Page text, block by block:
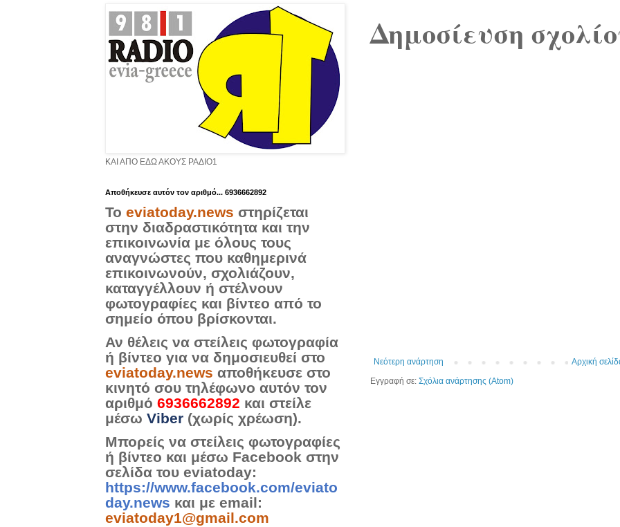
Δημοσίευση
Νεότερη ανάρτηση
Αρχική
Εγγραφή σε: Σχόλια ανάρτησης (Atom)
ΚΑΙ ΑΠΟ ΕΔΩ ΑΚΟΥΣ ΡΑΔΙΟ1
Aποθήκευσε αυτόν τον αριθμό... 6936662892
Το eviatoday.news στηρίζεται
στην διαδραστικότητα και την
επικοινωνία με όλους τους
αναγνώστες που καθημερινά
επικοινωνούν, σχολιάζουν,
καταγγέλλουν ή στέλνουν
φωτογραφίες και βίντεο από το
σημείο όπου βρίσκονται.
Αν θέλεις να στείλεις φωτογραφία
ή βίντεο για να δημοσιευθεί στο
eviatoday.news αποθήκευσε στο
κινητό σου τηλέφωνο αυτόν τον
αριθμό 6936662892 και στείλε
μέσω Viber (χωρίς χρέωση).
Μπορείς να στείλεις φωτογραφίες
ή βίντεο και μέσω Facebook στην
σελίδα του eviatoday:
https://www.facebook.com/eviato
day.news και με email:
eviatoday1@gmail.com